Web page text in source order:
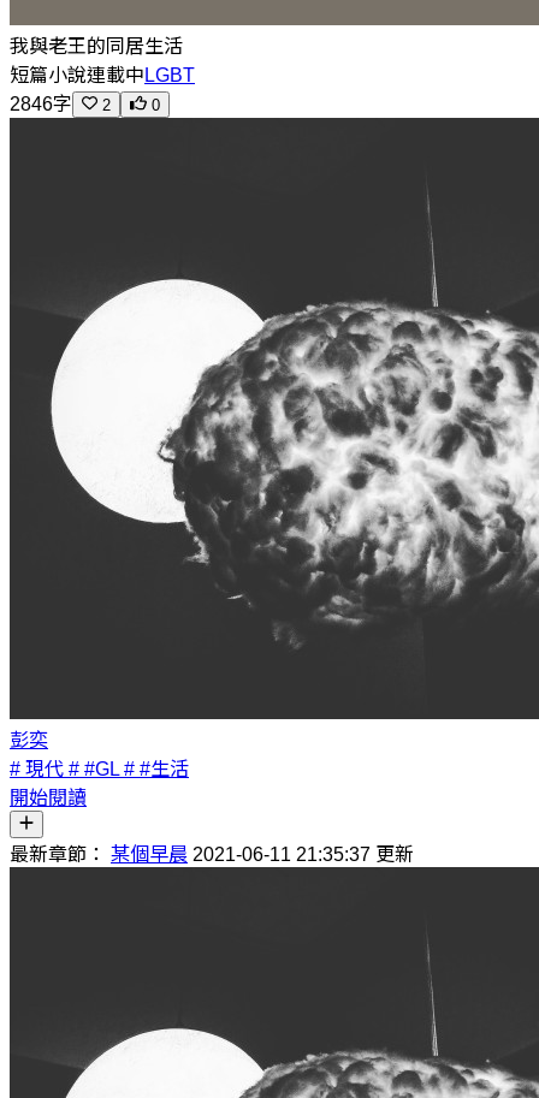
我與老王的同居生活
短篇小說連載中 LGBT
2846字
2 0
彭奕
# 現代 # #GL # #生活
開始閱讀
最新章節： 某個早晨 2021-06-11 21:35:37 更新